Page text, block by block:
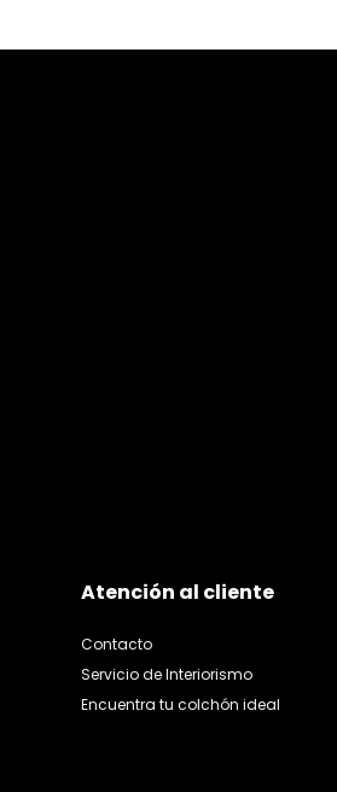
Atención al cliente
Contacto
Servicio de Interiorismo
Encuentra tu colchón ideal